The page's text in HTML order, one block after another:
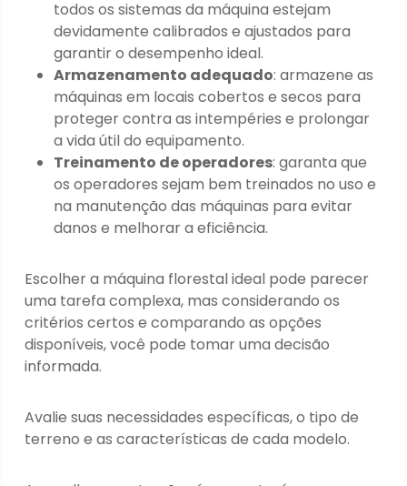
todos os sistemas da máquina estejam
devidamente calibrados e ajustados para
garantir o desempenho ideal.
Armazenamento adequado: armazene as
máquinas em locais cobertos e secos para
proteger contra as intempéries e prolongar
a vida útil do equipamento.
Treinamento de operadores: garanta que
os operadores sejam bem treinados no uso e
na manutenção das máquinas para evitar
danos e melhorar a eficiência.
Escolher a máquina florestal ideal pode parecer
uma tarefa complexa, mas considerando os
critérios certos e comparando as opções
disponíveis, você pode tomar uma decisão
informada.
Avalie suas necessidades específicas, o tipo de
terreno e as características de cada modelo.